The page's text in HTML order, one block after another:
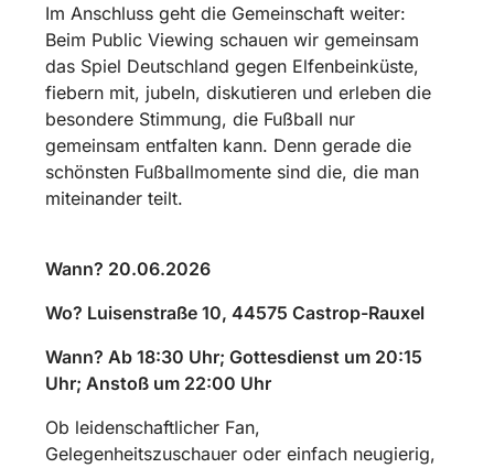
Im Anschluss geht die Gemeinschaft weiter:
Beim Public Viewing schauen wir gemeinsam
das Spiel Deutschland gegen Elfenbeinküste,
fiebern mit, jubeln, diskutieren und erleben die
besondere Stimmung, die Fußball nur
gemeinsam entfalten kann. Denn gerade die
schönsten Fußballmomente sind die, die man
miteinander teilt.
Wann? 20.06.2026
Wo? Luisenstraße 10, 44575 Castrop-Rauxel
Wann? Ab 18:30 Uhr; Gottesdienst um 20:15
Uhr; Anstoß um 22:00 Uhr
Ob leidenschaftlicher Fan,
Gelegenheitszuschauer oder einfach neugierig,